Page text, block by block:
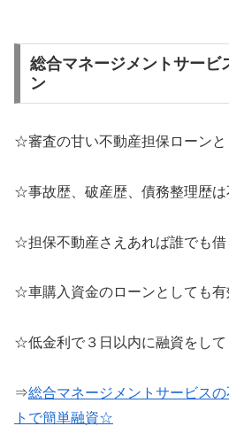
総合マネージメントサービ
ン
☆審査の甘い不動産担保ローンと
☆事故歴、破産歴、債務整理歴は
☆担保不動産さえあれば誰でも借
☆車購入資金のローンとしても有
☆低金利で３日以内に融資をして
⇒総合マネージメントサービス
トで簡単融資☆